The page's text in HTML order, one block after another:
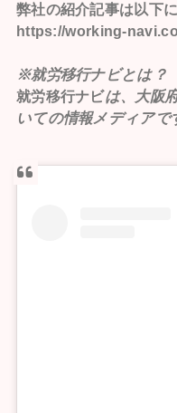
弊社の紹介記事は以下
https://working-
※就労移行ナビとは？
就労移行ナビは、大阪
いての情報メディアで